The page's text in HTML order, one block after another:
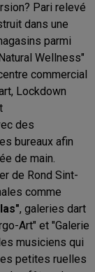
Pari relevé
dans une
parmi
Wellness"
commercial
Lockdown
des
bureaux afin
de main.
de Rond Sint-
comme
, galeries dart
Art" et "Galerie
musiciens qui
petites ruelles